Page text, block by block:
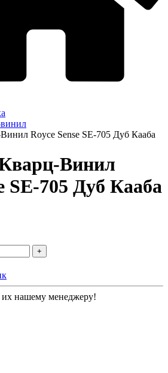
Royce Sense SE-705 Дуб Кааба
Винил
SE-705 Дуб Кааба
+
их нашему менеджеру!